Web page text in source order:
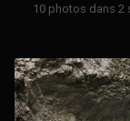
10 photos dans 2